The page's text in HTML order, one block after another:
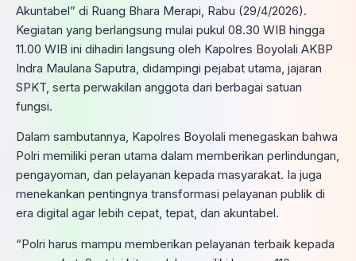
Akuntabel” di Ruang Bhara Merapi, Rabu (29/4/2026).
Kegiatan yang berlangsung mulai pukul 08.30 WIB hingga
11.00 WIB ini dihadiri langsung oleh Kapolres Boyolali AKBP
Indra Maulana Saputra, didampingi pejabat utama, jajaran
SPKT, serta perwakilan anggota dari berbagai satuan
fungsi.
Dalam sambutannya, Kapolres Boyolali menegaskan bahwa
Polri memiliki peran utama dalam memberikan perlindungan,
pengayoman, dan pelayanan kepada masyarakat. Ia juga
menekankan pentingnya transformasi pelayanan publik di
era digital agar lebih cepat, tepat, dan akuntabel.
“Polri harus mampu memberikan pelayanan terbaik kepada